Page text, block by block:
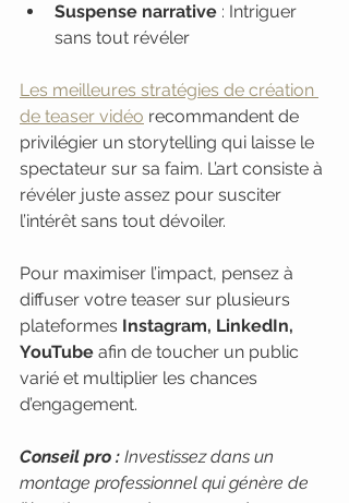
Suspense narrative : Intriguer
sans tout révéler
Les meilleures stratégies de création
de teaser vidéo recommandent de
privilégier un storytelling qui laisse le
spectateur sur sa faim. L’art consiste à
révéler juste assez pour susciter
l’intérêt sans tout dévoiler.
Pour maximiser l’impact, pensez à
diffuser votre teaser sur plusieurs
plateformes Instagram, LinkedIn,
YouTube afin de toucher un public
varié et multiplier les chances
d’engagement.
Conseil pro : Investissez dans un
montage professionnel qui génère de